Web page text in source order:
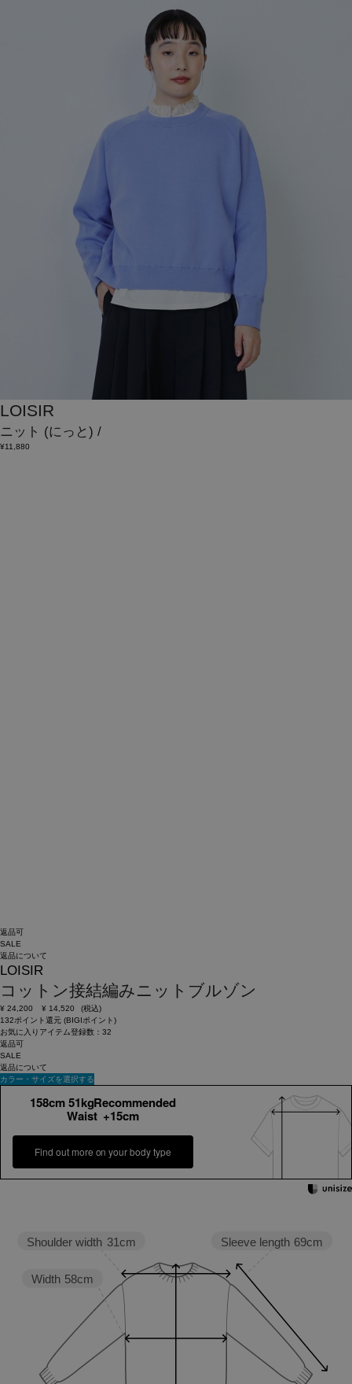
LOISIR
ニット (にっと) /
¥11,880
返品可
SALE
返品について
LOISIR
コットン接結編みニットブルゾン
¥ 24,200 ¥ 14,520
(税込)
132ポイント還元 (BIGIポイント)
お気に入りアイテム登録数： 32
返品可
SALE
返品について
カラー・サイズを選択する
158cm 51kgRecommended
Waist +15cm
Find out more on your body type
Sleeve length 69cm
Width 58cm
Shoulder width 31cm